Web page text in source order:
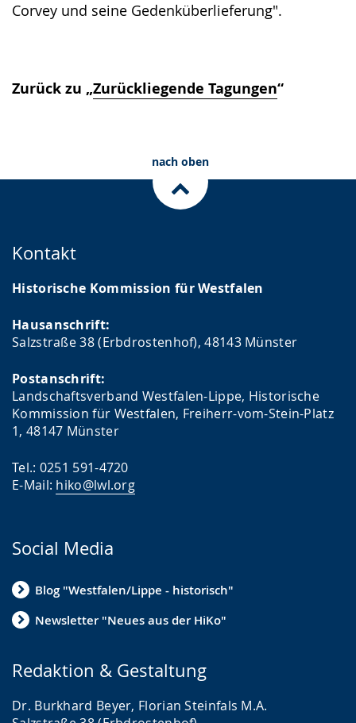
Corvey und seine Gedenküberlieferung".
Zurück zu „Zurückliegende Tagungen“
nach oben
Kontakt
Historische Kommission für Westfalen
Hausanschrift:
Salzstraße 38 (Erbdrostenhof), 48143 Münster
Postanschrift:
Landschaftsverband Westfalen-Lippe, Historische
Kommission für Westfalen, Freiherr-vom-Stein-Platz
1, 48147 Münster
Tel.: 0251 591-4720
E-Mail: hiko@lwl.org
Social Media
Blog "Westfalen/Lippe - historisch"
Newsletter "Neues aus der HiKo"
Redaktion & Gestaltung
Dr. Burkhard Beyer, Florian Steinfals M.A.